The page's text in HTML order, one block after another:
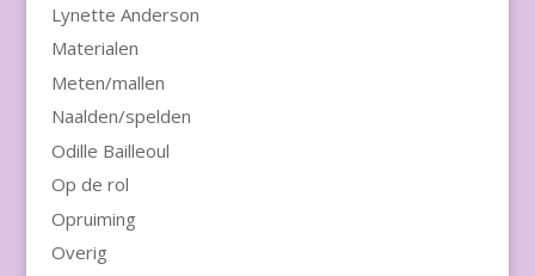
Lynette Anderson
Materialen
Meten/mallen
Naalden/spelden
Odille Bailleoul
Op de rol
Opruiming
Overig